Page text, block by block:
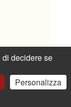
e
di decidere se
Personalizza